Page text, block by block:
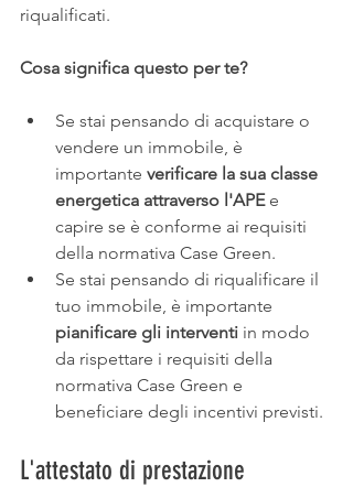
riqualificati.
Cosa significa questo per te?
Se stai pensando di acquistare o
vendere un immobile, è
importante verificare la sua classe
energetica attraverso l'APE e
capire se è conforme ai requisiti
della normativa Case Green.
Se stai pensando di riqualificare il
tuo immobile, è importante
pianificare gli interventi in modo
da rispettare i requisiti della
normativa Case Green e
beneficiare degli incentivi previsti.
L'attestato di prestazione